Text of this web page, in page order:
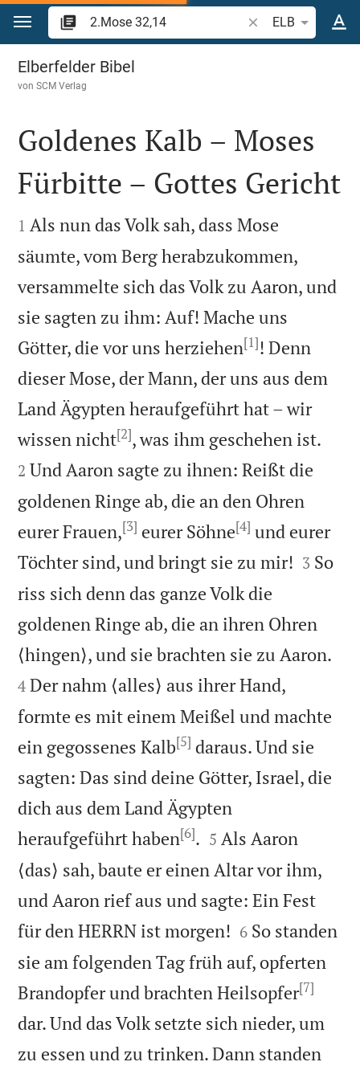
Zum Inhalt springen
Bibelstelle oder
ELB
2.Mose 32
Elberfelder Bibel
vonSCM Verlag

Goldenes Kalb – Moses
Fürbitte – Gottes Gericht

1 Als nun das Volk sah, dass Mose
säumte, vom Berg herabzukommen,
versammelte sich das Volk zu Aaron, und
sie sagten zu ihm: Auf! Mache uns
Götter, die vor uns herziehen[1]! Denn
dieser Mose, der Mann, der uns aus dem
Land Ägypten heraufgeführt hat – wir
wissen nicht[2], was ihm geschehen ist.
2 Und Aaron sagte zu ihnen: Reißt die
goldenen Ringe ab, die an den Ohren
eurer Frauen,[3] eurer Söhne[4] und eurer
Töchter sind, und bringt sie zu mir! 

3 So
riss sich denn das ganze Volk die
goldenen Ringe ab, die an ihren Ohren
⟨hingen⟩, und sie brachten sie zu Aaron.
4 Der nahm ⟨alles⟩ aus ihrer Hand,
formte es mit einem Meißel und machte
ein gegossenes Kalb[5] daraus. Und sie
sagten: Das sind deine Götter, Israel, die
dich aus dem Land Ägypten
heraufgeführt haben[6]. 

5 Als Aaron
⟨das⟩ sah, baute er einen Altar vor ihm,
und Aaron rief aus und sagte: Ein Fest
für den HERRN ist morgen! 

6 So standen
sie am folgenden Tag früh auf, opferten
Brandopfer und brachten Heilsopfer[7]
dar. Und das Volk setzte sich nieder, um
zu essen und zu trinken. Dann standen